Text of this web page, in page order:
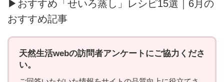
▶おすすめ「せいろ蒸し」レシピ15選｜6月の
おすすめ記事